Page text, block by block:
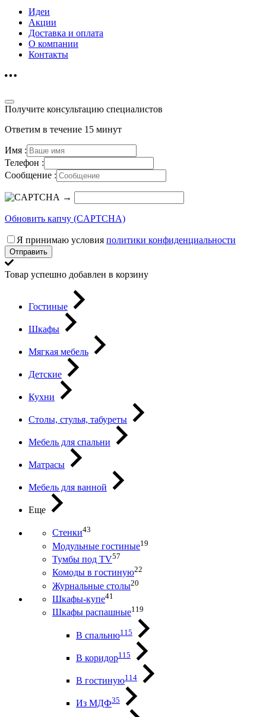
Идеи
Акции
Доставка и оплата
О компании
Контакты
Получите консультацию специалистов
Ответим в течение 15 минут
Имя :
Телефон :
Сообщение :
→
Обновить капчу (CAPTCHA)
Я принимаю условия политики конфиденциальности
Отправить
Товар успешно добавлен в корзину
Гостиные
Шкафы
Мягкая мебель
Детские
Кухни
Столы, стулья, табуреты
Мебель для спальни
Матрасы
Мебель для ванной
Еще
Стенки43
Модульные гостиные19
Тумбы под ТV57
Комоды в гостиную22
Журнальные столы20
Шкафы-купе41
Шкафы распашные119
В спальню115
В коридор115
В гостиную114
Из МДФ35